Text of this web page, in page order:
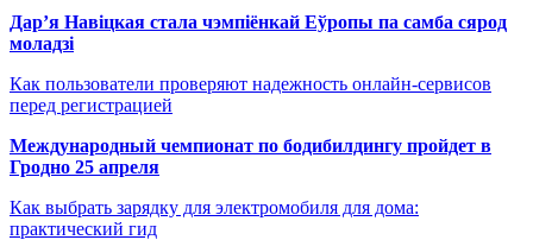
Дар’я Навіцкая стала чэмпіёнкай Еўропы па самба сярод
моладзі
Как пользователи проверяют надежность онлайн-сервисов
перед регистрацией
Международный чемпионат по бодибилдингу пройдет в
Гродно 25 апреля
Как выбрать зарядку для электромобиля для дома:
практический гид